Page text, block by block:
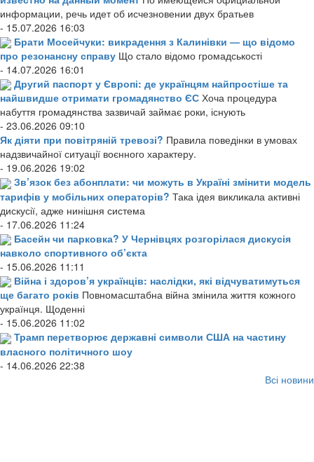
информации, речь идет об исчезновении двух братьев
- 15.07.2026 16:03
Брати Мосейчуки: викрадення з Калинівки — що відомо
про резонансну справу Що стало відомо громадськості
- 14.07.2026 16:01
Другий паспорт у Європі: де українцям найпростіше та
найшвидше отримати громадянство ЄС Хоча процедура
набуття громадянства зазвичай займає роки, існують
- 23.06.2026 09:10
Як діяти при повітряній тревозі? Правила поведінки в умовах
надзвичайної ситуації воєнного характеру.
- 19.06.2026 19:02
Зв’язок без абонплати: чи можуть в Україні змінити модель
тарифів у мобільних операторів? Така ідея викликала активні
дискусії, адже нинішня система
- 17.06.2026 11:24
Басейн чи парковка? У Чернівцях розгорілася дискусія
навколо спортивного об’єкта
- 15.06.2026 11:11
Війна і здоров’я українців: наслідки, які відчуватимуться
ще багато років Повномасштабна війна змінила життя кожного
українця. Щоденні
- 15.06.2026 11:02
Трамп перетворює державні символи США на частину
власного політичного шоу
- 14.06.2026 22:38
Всі новини